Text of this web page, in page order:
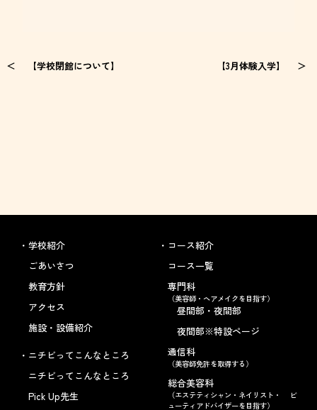
【学校閉館について】 【3月体験入学】
学校紹介
ごあいさつ
教育方針
アクセス
施設・設備紹介
ニチビってこんなところ
ニチビってこんなところ
Pick Up先生
コース紹介
コース一覧
専門科
（美容師・ヘアメイクを目指す）
昼間部・夜間部
夜間部※特設ページ
通信科
（美容師免許を取得する）
総合美容科
（エステティシャン・ネイリスト・ ビ
ューティアドバイザーを目指す）